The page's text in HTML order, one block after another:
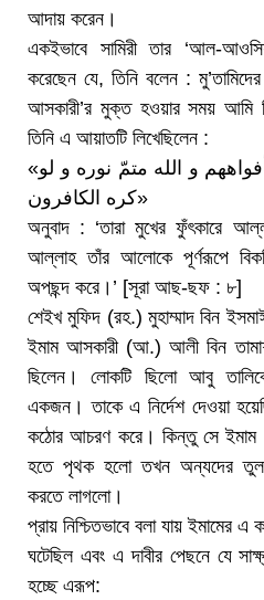
আদায় করেন।
একইভাবে সামিরী তার ‘আল-
করেছেন যে, তিনি বলেন :
আসকারী’র মুক্ত হওয়ার সময় আমি
তিনি এ আয়াতটি লিখেছিলেন :
«یریدون لیطفئوا نور الله بأفواههم و الله متمّ نوره و لو
كره الكافرون»
অনুবাদ : ‘তারা মুখের ফুঁৎকারে
আল্লাহ তাঁর আলোকে পূর্ণরূপে
অপছন্দ করে।’ [সূরা আছ-ছফ : ৮]
শেইখ মুফিদ (রহ.) মুহাম্মাদ বিন
ইমাম আসকারী (আ.) আলী বিন
ছিলেন। লোকটি ছিলো আবু
একজন। তাকে এ নির্দেশ দেওয়া
কঠোর আচরণ করে। কিন্তু সে
হতে পৃথক হলো তখন অন্যদের
করতে লাগলো।
প্রায় নিশ্চিতভাবে বলা যায় ইমামের এ
ঘটেছিল এবং এ দাবীর পেছনে যে
হচ্ছে এরূপ: